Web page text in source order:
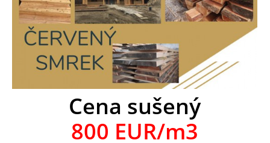
Cena sušený
800 EUR/m3